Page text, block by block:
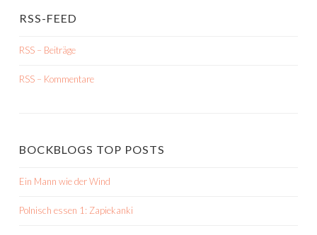
RSS-FEED
RSS – Beiträge
RSS – Kommentare
BOCKBLOGS TOP POSTS
Ein Mann wie der Wind
Polnisch essen 1: Zapiekanki